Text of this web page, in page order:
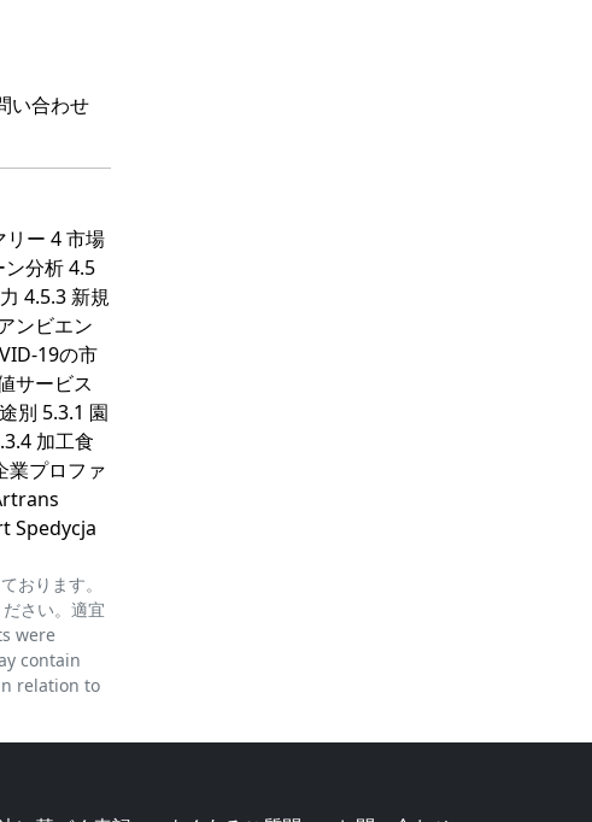
い合わせ
リー 4 市場
分析 4.5
4.5.3 新規
ンビエン
19の市
サービス
別 5.3.1 園
加工食
業プロファ
Spedycja
おります。
さい。適宜
were
contain
relation to